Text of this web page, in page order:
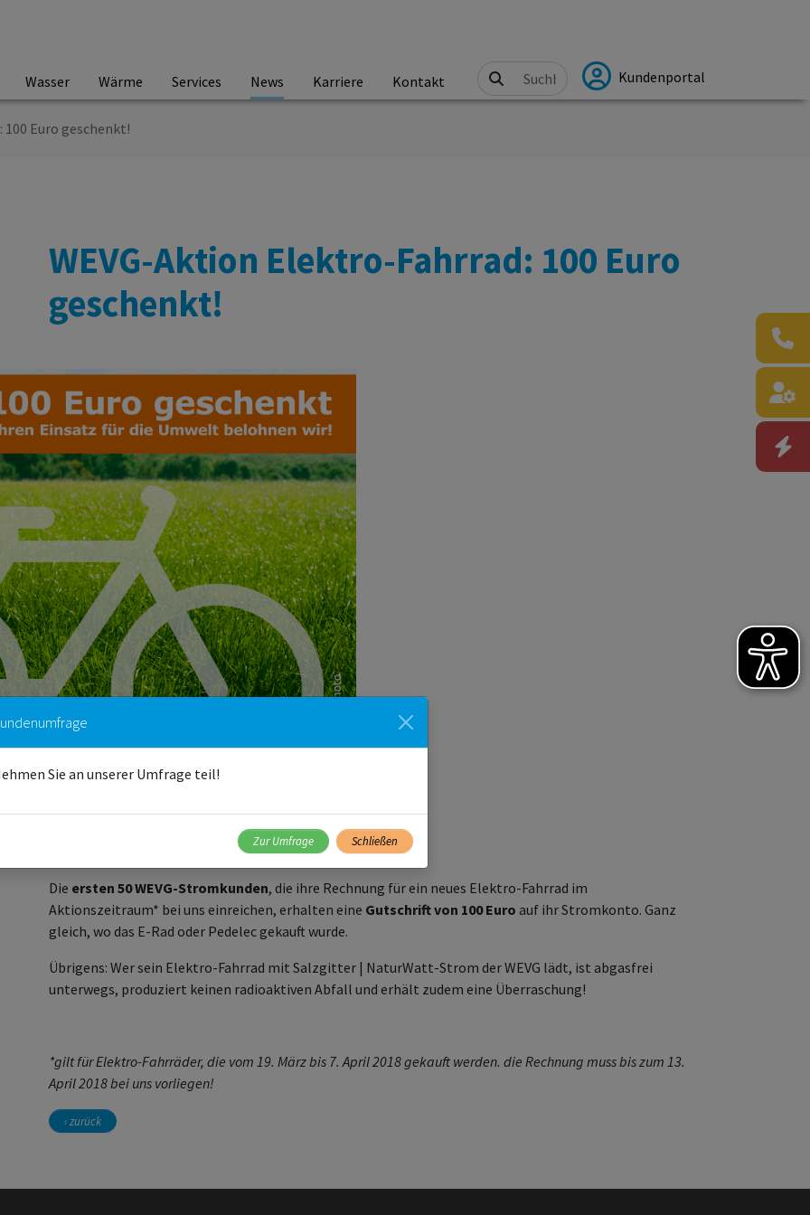
Sie an unserer Umfrage teil!
Zur Umfrage Schließen
Wasser Wärme Services News Karriere Kontakt Kundenportal
Euro geschenkt!
WEVG-Aktion Elektro-Fahrrad: 100 Euro
geschenkt!
Schnell durchstarten - Elektro-Fahrrad kaufen!
So macht Fahren mit Strom besonders viel Spaß:
Die ersten 50 WEVG-Stromkunden, die ihre Rechnung für ein neues Elektro-Fahrrad im
Aktionszeitraum* bei uns einreichen, erhalten eine Gutschrift von 100 Euro auf ihr Stromkonto. Ganz
gleich, wo das E-Rad oder Pedelec gekauft wurde.
Übrigens: Wer sein Elektro-Fahrrad mit Salzgitter | NaturWatt-Strom der WEVG lädt, ist abgasfrei
unterwegs, produziert keinen radioaktiven Abfall und erhält zudem eine Überraschung!
*gilt für Elektro-Fahrräder, die vom 19. März bis 7. April 2018 gekauft werden. die Rechnung muss bis zum 13.
April 2018 bei uns vorliegen!
‹ zurück